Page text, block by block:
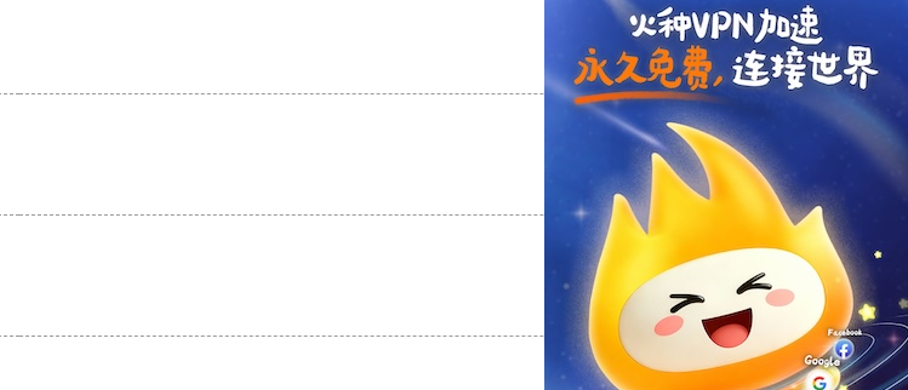
支持 [0] 反对[0]
支持[0] 反对
支持[0] 反对[0]